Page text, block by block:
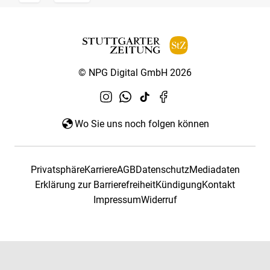
© NPG Digital GmbH 2026
Wo Sie uns noch folgen können
PrivatsphäreKarriereAGBDatenschutzMediadaten
Erklärung zur BarrierefreiheitKündigungKontakt
ImpressumWiderruf